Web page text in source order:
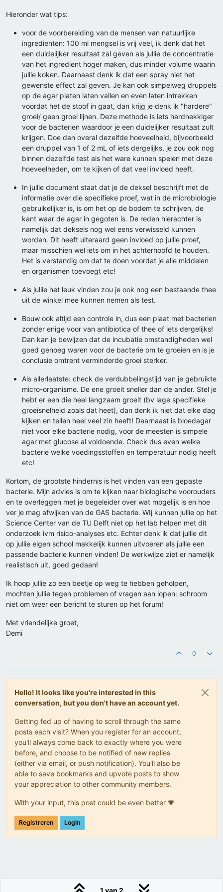
Hieronder wat tips:
voor de voorbereiding van de mensen van natuurlijke
ingredienten: 100 ml mengsel is vrij veel, ik denk dat het
een duidelijker resultaat zal geven als jullie de concentratie
van het ingredient hoger maken, dus minder volume waarin
jullie koken. Daarnaast denk ik dat een spray niet het
gewenste effect zal geven. Je kan ook simpelweg druppels
op de agar platen laten vallen en even laten intrekken
voordat het de stoof in gaat, dan krijg je denk ik "hardere"
groei/ geen groei lijnen. Deze methode is iets hardnekkiger
voor de bacterien waardoor je een duidelijker resultaat zult
krijgen. Doe dan overal dezelfde hoeveelheid, bijvoorbeeld
een druppel van 1 of 2 mL of iets dergelijks, je zou ook nog
binnen dezelfde test als het ware kunnen spelen met deze
hoeveelheden, om te kijken of dat veel invloed heeft.
In jullie document staat dat je de deksel beschrijft met de
informatie over die specifieke proef, wat in de microbiologie
gebruikelijker is, is om het op de bodem te schrijven, de
kant waar de agar in gegoten is. De reden hierachter is
namelijk dat deksels nog wel eens verwisseld kunnen
worden. Dit heeft uiteraard geen invloed op jullie proef,
maar misschien wel iets om in het achterhoofd te houden.
Het is verstandig om dat te doen voordat je alle middelen
en organismen toevoegt etc!
Als jullie het leuk vinden zou je ook nog een bestaande thee
uit de winkel mee kunnen nemen als test.
Bouw ook altijd een controle in, dus een plaat met bacterien
zonder enige voor van antibiotica of thee of iets dergelijks!
Dan kan je bewijzen dat de incubatie omstandigheden wel
goed genoeg waren voor de bacterie om te groeien en is je
conclusie omtrent verminderde groei sterker.
Als allerlaatste: check de verdubbelingstijd van je gebruikte
micro-organisme. De ene groeit sneller dan de ander. Stel je
hebt er een die heel langzaam groeit (bv lage specifieke
groeisnelheid zoals dat heet), dan denk ik niet dat elke dag
kijken en tellen heel veel zin heeft! Daarnaast is bloedagar
niet voor elke bacterie nodig, voor de meesten is simpele
agar met glucose al voldoende. Check dus even welke
bacterie welke voedingsstoffen en temperatuur nodig heeft
etc!
Kortom, de grootste hindernis is het vinden van een gepaste
bacterie. Mijn advies is om te kijken naar biologische voorouders
en te overleggen met je begeleider over wat mogelijk is en hoe
ver je mag afwijken van de GAS bacterie. WIj kunnen jullie op het
Science Center van de TU Delft niet op het lab helpen met dit
onderzoek ivm risico-analyses etc. Echter denk ik dat jullie dit
op jullie eigen school makkelijk kunnen uitvoeren als jullie een
passende bacterie kunnen vinden! De werkwijze ziet er namelijk
realistisch uit, goed gedaan!
Ik hoop jullie zo een beetje op weg te hebben geholpen,
mochten jullie tegen problemen of vragen aan lopen: schroom
niet om weer een bericht te sturen op het forum!
Met vriendelijke groet,
Demi
0
Hello! It looks like you're interested in this
conversation, but you don't have an account yet.
Getting fed up of having to scroll through the same
posts each visit? When you register for an account,
you'll always come back to exactly where you were
before, and choose to be notified of new replies
(either via email, or push notification). You'll also be
able to save bookmarks and upvote posts to show
your appreciation to other community members.
With your input, this post could be even better 💗
Registreren Login
1 van 2